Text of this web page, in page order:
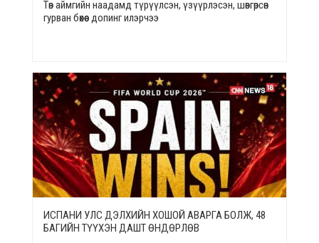
Төв аймгийн наадамд түрүүлсэн, үзүүрлэсэн, шөвгөрсөн
гурван бөхөөс допинг илэрчээ
ИСПАНИ УЛС ДЭЛХИЙН ХОШОЙ АВАРГА БОЛЖ, 48
БАГИЙН ТҮҮХЭН ДАШТ ӨНДӨРЛӨВ